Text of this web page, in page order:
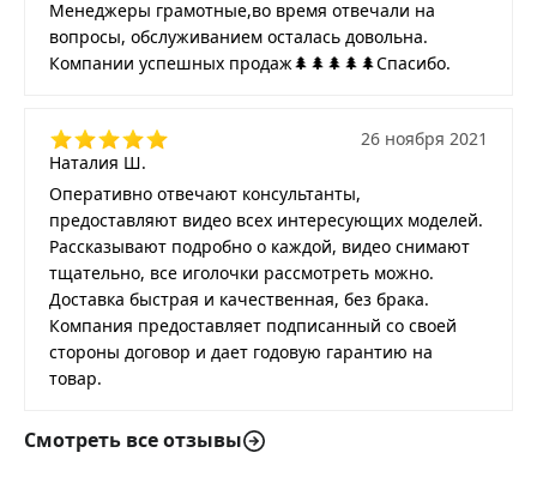
Менеджеры грамотные,во время отвечали на
вопросы, обслуживанием осталась довольна.
Компании успешных продаж🌲🌲🌲🌲🌲Спасибо.
Наталия Ш.
26 ноября 2021
Оперативно отвечают консультанты,
предоставляют видео всех интересующих моделей.
Рассказывают подробно о каждой, видео снимают
тщательно, все иголочки рассмотреть можно.
Доставка быстрая и качественная, без брака.
Компания предоставляет подписанный со своей
стороны договор и дает годовую гарантию на
товар.
Смотреть все отзывы